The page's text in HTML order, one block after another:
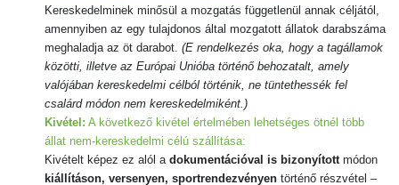
Kereskedelminek minősül a mozgatás függetlenül annak céljától,
amennyiben az egy tulajdonos által mozgatott állatok darabszáma
meghaladja az öt darabot. (E rendelkezés oka, hogy a tagállamok
közötti, illetve az Európai Unióba történő behozatalt, amely
valójában kereskedelmi célból történik, ne tüntethessék fel
csalárd módon nem kereskedelmiként.)
Kivétel: A következő kivétel értelmében lehetséges ötnél több
állat nem-kereskedelmi célú szállítása:
Kivételt képez ez alól a dokumentációval is bizonyított módon
kiállításon, versenyen, sportrendezvényen történő részvétel –